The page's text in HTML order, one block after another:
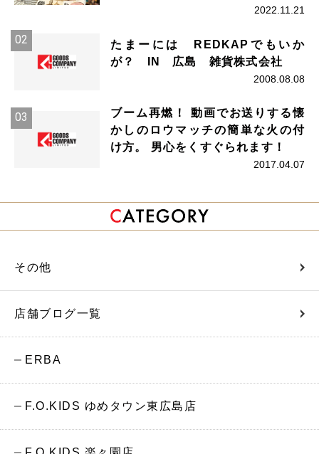
2022.11.21
たまーには REDKAPでもいか
が？ IN 広島 雑貨株式会社
2008.08.08
ブーム再燃！ 動画でお送りする懐
かしのロウマッチの簡単な火の付
け方。 男心をくすぐられます！
2017.04.07
その他
店舗ブログ一覧
ERBA
F.O.KIDS ゆめタウン東広島店